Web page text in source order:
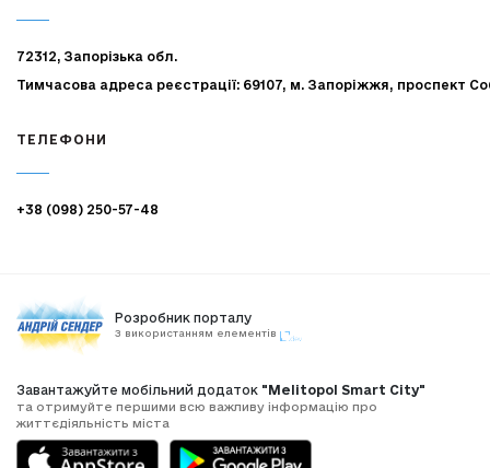
72312, Запорізька обл.
Тимчасова адреса реєстрації: 69107, м. Запоріжжя, проспект
ТЕЛЕФОНИ
+38 (098) 250-57-48
Розробник порталу
З використанням елементів
Завантажуйте мобільний додаток "Melitopol Smart City"
та отримуйте першими всю важливу інформацію про
життєдіяльність міста